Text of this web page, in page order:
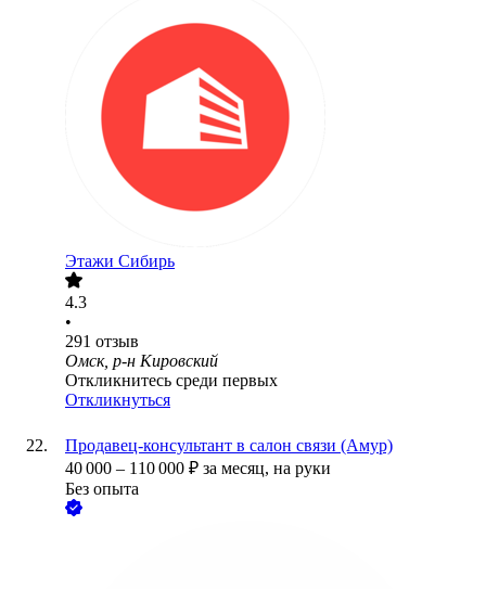
Этажи Сибирь
4.3
•
291 отзыв
Омск, р-н Кировский
Откликнитесь среди первых
Откликнуться
Продавец-консультант в салон связи (Амур)
40 000 – 110 000 ₽ за месяц, на руки
Без опыта